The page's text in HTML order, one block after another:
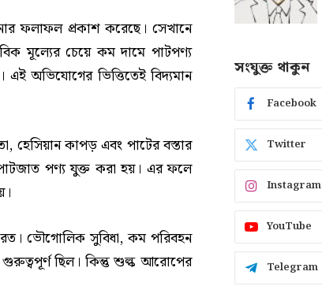
ফলাফল প্রকাশ করেছে। সেখানে
মূল্যের চেয়ে কম দামে পাটপণ্য
এই অভিযোগের ভিত্তিতেই বিদ্যমান
কাপড় এবং পাটের বস্তার
পণ্য যুক্ত করা হয়। এর ফলে
ভৌগোলিক সুবিধা, কম পরিবহন
গুরুত্বপূর্ণ ছিল। কিন্তু শুল্ক আরোপের
সংযুক্ত থাকুন
Facebook
Twitter
Instagram
YouTube
Telegram